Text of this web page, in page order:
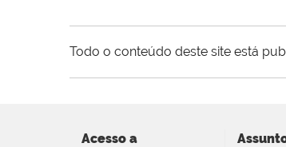
Todo o conteúdo deste site está
Acesso a